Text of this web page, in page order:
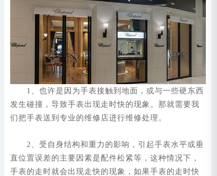
1、也许是因为手表接触到地面，或与一些硬东西
发生碰撞，导致手表出现走时快的现象。那就需要我
们把手表送到专业的维修店进行维修处理。
2、受自身结构和重力的影响，引起手表水平或垂
直位置误差的主要因素是配件松紧等，这种情况下，
手表的走时就会出现走快的现象，如果手表的走时快